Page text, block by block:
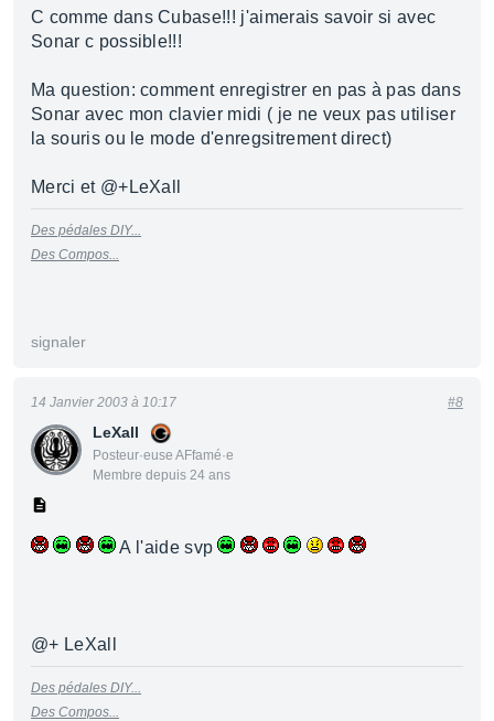
C comme dans Cubase!!! j'aimerais savoir si avec
Sonar c possible!!!
Ma question: comment enregistrer en pas à pas dans
Sonar avec mon clavier midi ( je ne veux pas utiliser
la souris ou le mode d'enregsitrement direct)
Merci et @+LeXall
Des pédales DIY...
Des Compos...
signaler
LeXall
Posteur·euse AFfamé·e
Membre depuis 24 ans
14 Janvier 2003 à 10:17 #8
A l'aide svp
@+ LeXall
Des pédales DIY...
Des Compos...